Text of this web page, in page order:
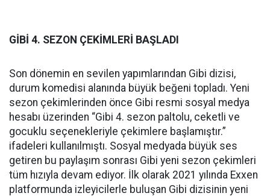
GİBİ 4. SEZON ÇEKİMLERİ BAŞLADI
Son dönemin en sevilen yapımlarından Gibi dizisi,
durum komedisi alanında büyük beğeni topladı. Yeni
sezon çekimlerinden önce Gibi resmi sosyal medya
hesabı üzerinden “Gibi 4. sezon paltolu, ceketli ve
gocuklu seçenekleriyle çekimlere başlamıştır.”
ifadeleri kullanılmıştı. Sosyal medyada büyük ses
getiren bu paylaşım sonrası Gibi yeni sezon çekimleri
tüm hızıyla devam ediyor. İlk olarak 2021 yılında Exxen
platformunda izleyicilerle buluşan Gibi dizisinin yeni